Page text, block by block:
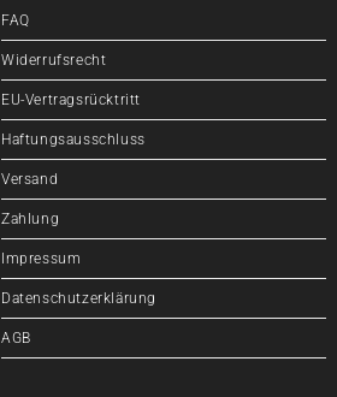
FAQ
Widerrufsrecht
EU-Vertragsrücktritt
Haftungsausschluss
Versand
Zahlung
Impressum
Datenschutzerklärung
AGB